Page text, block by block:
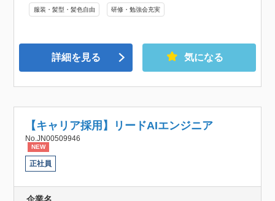
服装・髪型・髪色自由 研修・勉強会充実
詳細を見る 気になる
【キャリア採用】リードAIエンジニア
No.JN00509946
NEW
正社員
企業名